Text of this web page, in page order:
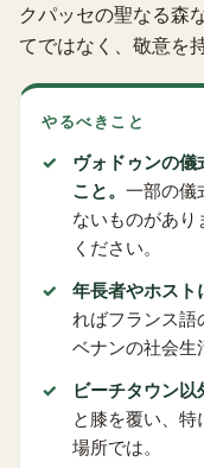
クパッセの聖なる森
てではなく、敬意を
やるべきこと
ヴォドゥンの儀
こと。 一部の儀
ないものがあり
ください。
年長者やホスト
ればフランス語
ベナンの社会生
ビーチタウン以
と膝を覆い、特
場所では。